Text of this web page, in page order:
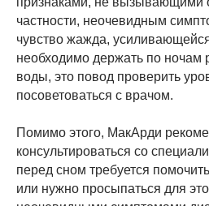
частности, неочевидным
чувство жажда,
необходимо держать по ночам
воды, это повод проверить
посоветоваться с врачом.
Помимо этого, МакАрди
консультироваться со
перед сном требуется
или нужно просыпаться для